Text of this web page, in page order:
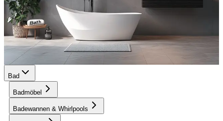
Bad
Badmöbel
Badewannen & Whirlpools